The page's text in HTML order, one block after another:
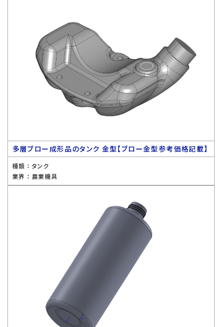
多層ブロー成形品のタンク 金型【ブロー金型参考価格記載】
種類 ： タンク
業界 ： 農業機具